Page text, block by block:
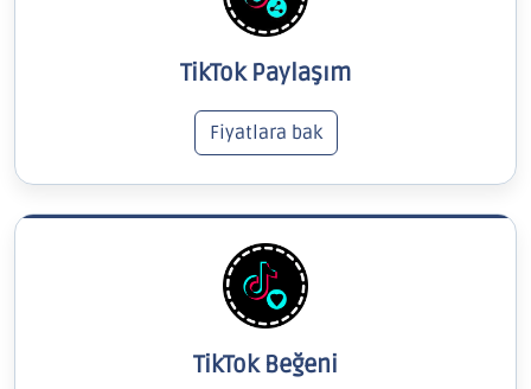
TikTok Paylaşım
Fiyatlara bak
TikTok Beğeni